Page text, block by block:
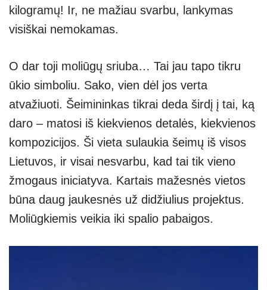
kilogramų! Ir, ne mažiau svarbu, lankymas
visiškai nemokamas.
O dar toji moliūgų sriuba… Tai jau tapo tikru
ūkio simboliu. Sako, vien dėl jos verta
atvažiuoti. Šeimininkas tikrai deda širdį į tai, ką
daro – matosi iš kiekvienos detalės, kiekvienos
kompozicijos. Ši vieta sulaukia šeimų iš visos
Lietuvos, ir visai nesvarbu, kad tai tik vieno
žmogaus iniciatyva. Kartais mažesnės vietos
būna daug jaukesnės už didžiulius projektus.
Moliūgkiemis veikia iki spalio pabaigos.